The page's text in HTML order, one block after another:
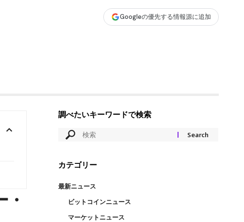
Googleの優先する情報源に追加
調べたいキーワードで検索
カテゴリー
最新ニュース
ビットコインニュース
マーケットニュース